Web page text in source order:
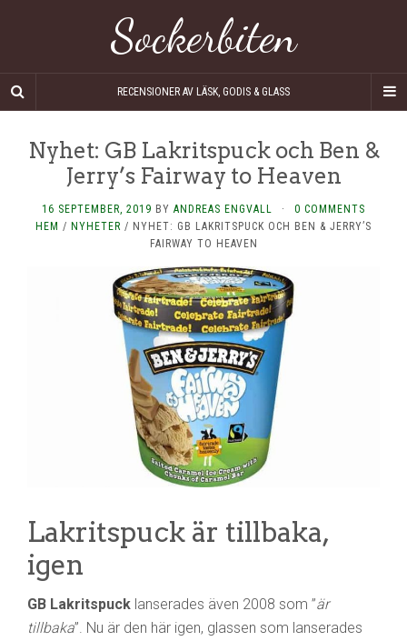
Sockerbiten
RECENSIONER AV LÄSK, GODIS & GLASS
Nyhet: GB Lakritspuck och Ben &
Jerry’s Fairway to Heaven
16 SEPTEMBER, 2019 BY ANDREAS ENGVALL ·
0 COMMENTS
HEM / NYHETER / NYHET: GB LAKRITSPUCK OCH BEN & JERRY’S
FAIRWAY TO HEAVEN
Lakritspuck är tillbaka,
igen
GB Lakritspuck lanserades även 2008 som ”är
tillbaka”. Nu är den här igen, glassen som lanserades